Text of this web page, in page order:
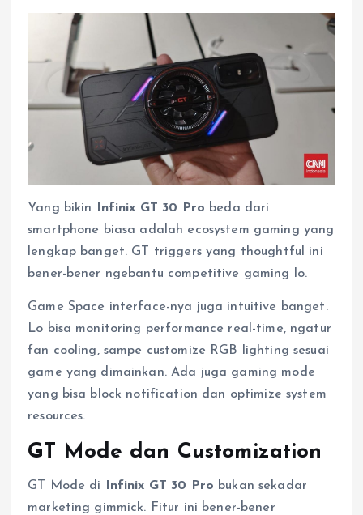
Yang bikin Infinix GT 30 Pro beda dari
smartphone biasa adalah ecosystem gaming yang
lengkap banget. GT triggers yang thoughtful ini
bener-bener ngebantu competitive gaming lo.
Game Space interface-nya juga intuitive banget.
Lo bisa monitoring performance real-time, ngatur
fan cooling, sampe customize RGB lighting sesuai
game yang dimainkan. Ada juga gaming mode
yang bisa block notification dan optimize system
resources.
GT Mode dan Customization
GT Mode di Infinix GT 30 Pro bukan sekadar
marketing gimmick. Fitur ini bener-bener